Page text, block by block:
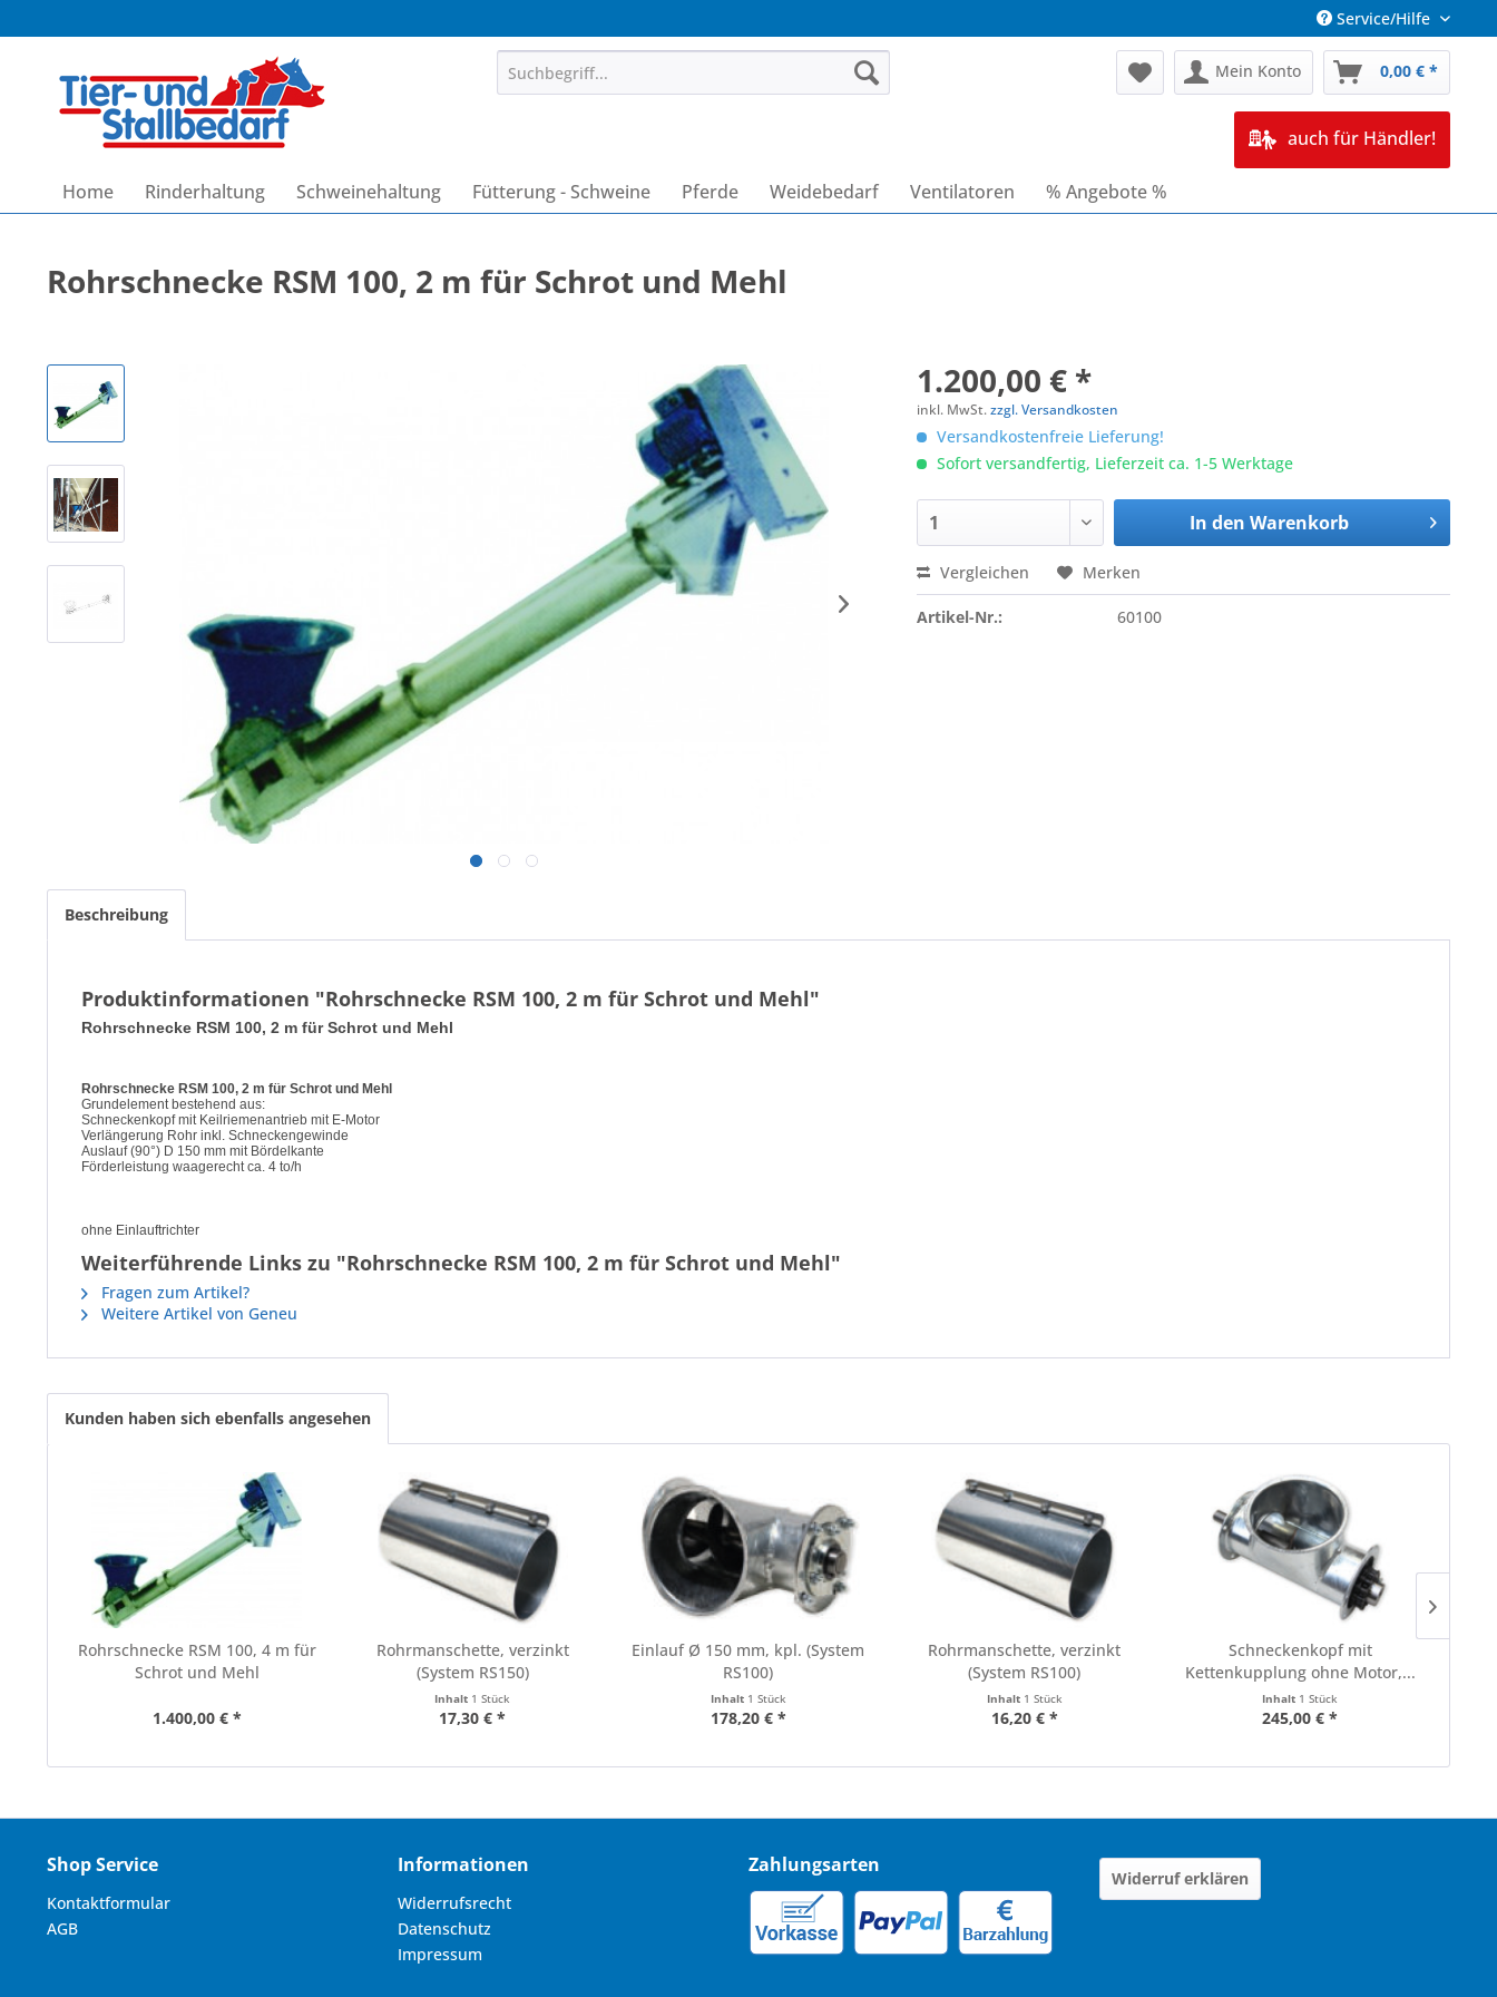
Service/Hilfe
Mein Konto 0,00 € *
auch für Händler!
Home Rinderhaltung Schweinehaltung Fütterung - Schweine Pferde Weidebedarf Ventilatoren % Angebote %
Rohrschnecke RSM 100, 2 m für Schrot und Mehl
1.200,00 € *
inkl. MwSt.zzgl. Versandkosten
Versandkostenfreie Lieferung!
Sofort versandfertig, Lieferzeit ca. 1-5 Werktage
In den Warenkorb
Vergleichen Merken
Artikel-Nr.: 60100
Beschreibung
Produktinformationen "Rohrschnecke RSM 100, 2 m für Schrot und Mehl"
Rohrschnecke RSM 100, 2 m für Schrot und Mehl
Rohrschnecke RSM 100, 2 m für Schrot und Mehl
Grundelement bestehend aus:
Schneckenkopf mit Keilriemenantrieb mit E-Motor
Verlängerung Rohr inkl. Schneckengewinde
Auslauf (90°) D 150 mm mit Bördelkante
Förderleistung waagerecht ca. 4 to/h
ohne Einlauftrichter
Weiterführende Links zu "Rohrschnecke RSM 100, 2 m für Schrot und Mehl"
Fragen zum Artikel?
Weitere Artikel von Geneu
Kunden haben sich ebenfalls angesehen
Rohrschnecke RSM 100, 4 m für
Schrot und Mehl
1.400,00 € *
Rohrmanschette, verzinkt
(System RS150)
Inhalt 1 Stück
17,30 € *
Einlauf Ø 150 mm, kpl. (System
RS100)
Inhalt 1 Stück
178,20 € *
Rohrmanschette, verzinkt
(System RS100)
Inhalt 1 Stück
16,20 € *
Schneckenkopf mit
Kettenkupplung ohne Motor,...
Inhalt 1 Stück
245,00 € *
Shop Service
Kontaktformular
AGB
Informationen
Widerrufsrecht
Datenschutz
Impressum
Zahlungsarten
Widerruf erklären